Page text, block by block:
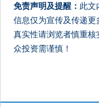
免责声明及提醒： 此文
信息仅为宣传及传递
真实性请浏览者慎重
众投资需谨慎！